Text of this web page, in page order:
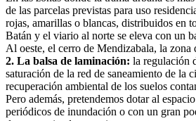
de las parcelas previstas para uso
rojas, amarillas o blancas, distribuidos en
Batán y el viario al norte se eleva con un
Al oeste, el cerro de Mendizabala, la
2. La balsa de laminación: la regulación
saturación de la red de saneamiento de la
recuperación ambiental de los suelos
Pero además, pretendemos dotar al
periódicos de inundación o con un gran